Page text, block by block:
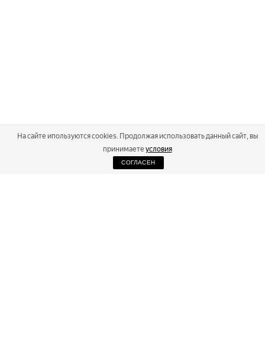
2026
На сайте ипользуются cookies. Продолжая использовать данный сайт, вы
принимаете условия
СОГЛАСЕН